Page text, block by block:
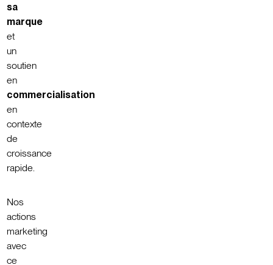
sa
marque
et
un
soutien
en
commercialisation
en
contexte
de
croissance
rapide.
Nos
actions
marketing
avec
ce